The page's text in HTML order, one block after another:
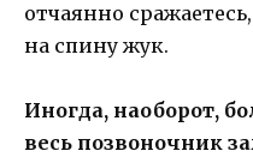
отчаянно
на спину жук.
Иногда, наоборот,
весь позвоночник